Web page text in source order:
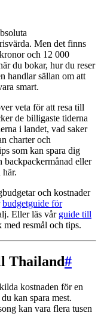
Men det finns
och 12 000
du bokar, hur du reser
handlar sällan om att
smart.
veta för att resa till
de billigaste tiderna
i landet, vad saker
charter och
som kan spara dig
backpackermånad eller
här.
och kostnader
budgetguide för
Eller läs vår guide till
resmål och tips.
Thailand#
kostnaden för en
kan spara mest.
kan vara flera tusen